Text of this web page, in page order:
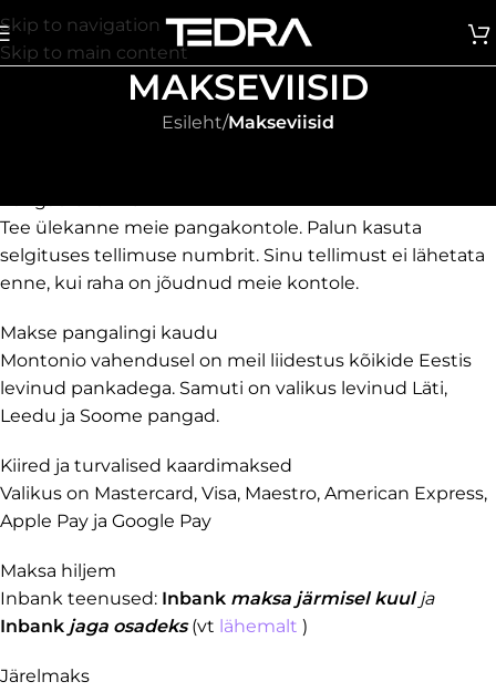
Skip to navigation
Skip to main content
MAKSEVIISID
Esileht/Makseviisid
Tee ülekanne meie pangakontole. Palun kasuta
selgituses tellimuse numbrit. Sinu tellimust ei lähetata
enne, kui raha on jõudnud meie kontole.
Makse pangalingi kaudu
Montonio vahendusel on meil liidestus kõikide Eestis
levinud pankadega. Samuti on valikus levinud Läti,
Leedu ja Soome pangad.
Kiired ja turvalised kaardimaksed
Valikus on Mastercard, Visa, Maestro, American Express,
Apple Pay ja Google Pay
Maksa hiljem
Inbank teenused: Inbank maksa järmisel kuulja
Inbank jaga osadeks (vt lähemalt )
Järelmaks